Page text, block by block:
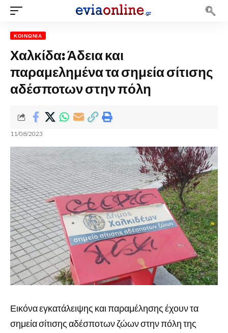
ΚΟΙΝΩΝΊΑ
Χαλκίδα: Άδεια και
παραμελημένα τα σημεία σίτισης
αδέσποτων στην πόλη
11/08/2023
Εικόνα εγκατάλειψης και παραμέλησης έχουν τα
σημεία σίτισης αδέσποτων ζώων στην πόλη της